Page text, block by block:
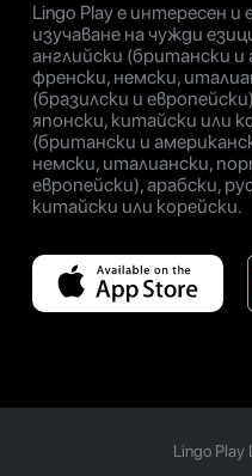
Lingo Play е интересен и
изучаване на чужди
английски (британски и
френски, немски,
(бразилски и
японски, китайски или
(британски и
немски, италиански,
европейски), арабски,
китайски или корейски.
Lingo Play